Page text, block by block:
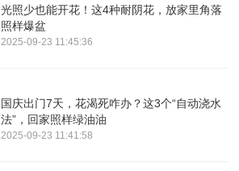
光照少也能开花！这4种耐阴花，放家里角落
照样爆盆
2025-09-23 11:45:36
国庆出门7天，花渴死咋办？这3个“自动浇水
法”，回家照样绿油油
2025-09-23 11:41:58